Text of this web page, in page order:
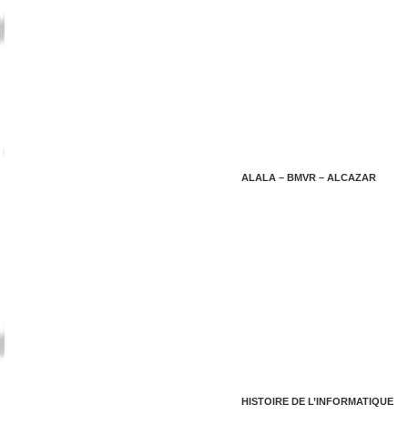
ALALA – BMVR – ALCAZAR
HISTOIRE DE L’INFORMATIQUE